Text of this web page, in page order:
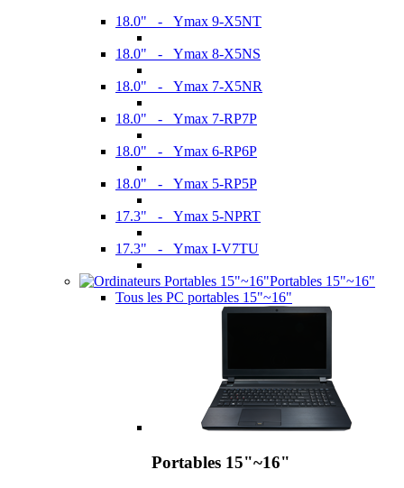
18.0" - Ymax 9-X5NT
18.0" - Ymax 8-X5NS
18.0" - Ymax 7-X5NR
18.0" - Ymax 7-RP7P
18.0" - Ymax 6-RP6P
18.0" - Ymax 5-RP5P
17.3" - Ymax 5-NPRT
17.3" - Ymax I-V7TU
Portables 15"~16"
Tous les PC portables 15"~16"
Portables 15"~16"